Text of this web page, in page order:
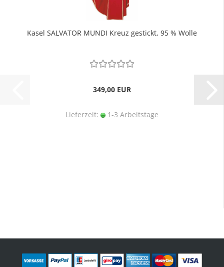
Kasel SALVATOR MUNDI Kreuz gestickt, 95 % Wolle
349,00 EUR
Lieferzeit: 1-3 Arbeitstage